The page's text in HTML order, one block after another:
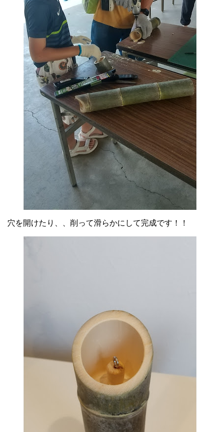
穴を開けたり、、削って滑らかにして完成です！！